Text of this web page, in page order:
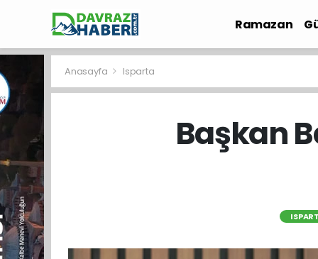
Ramazan
Anasayfa Isparta
Başkan